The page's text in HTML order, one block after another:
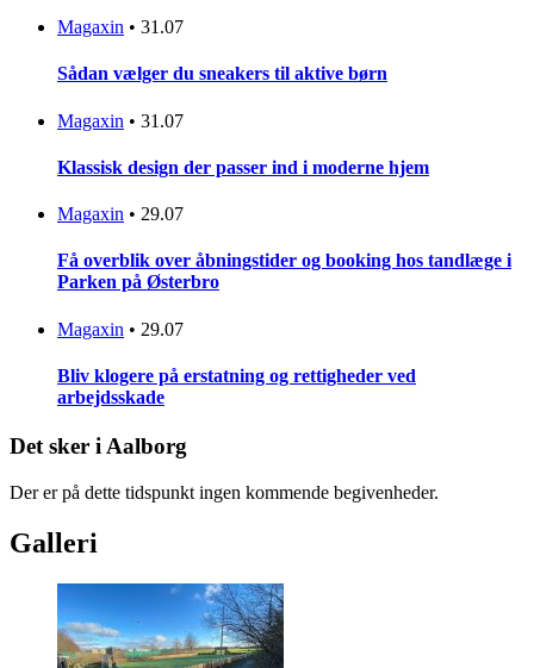
Magaxin • 31.07
Sådan vælger du sneakers til aktive børn
Magaxin • 31.07
Klassisk design der passer ind i moderne hjem
Magaxin • 29.07
Få overblik over åbningstider og booking hos tandlæge i
Parken på Østerbro
Magaxin • 29.07
Bliv klogere på erstatning og rettigheder ved
arbejdsskade
Det sker i Aalborg
Der er på dette tidspunkt ingen kommende begivenheder.
Galleri